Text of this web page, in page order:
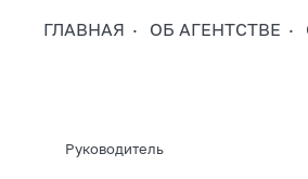
ГЛАВНАЯ ОБ АГЕНТСТВЕ
Руководитель